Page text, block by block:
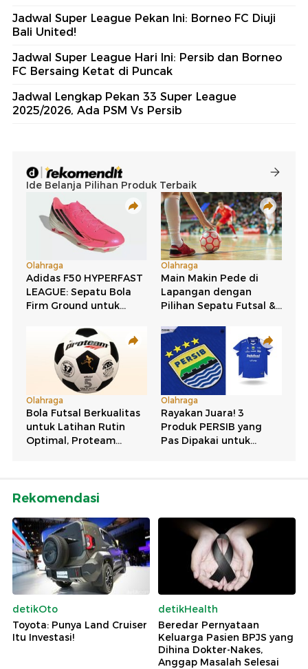
Jadwal Super League Pekan Ini: Borneo FC Diuji
Bali United!
Jadwal Super League Hari Ini: Persib dan Borneo
FC Bersaing Ketat di Puncak
Jadwal Lengkap Pekan 33 Super League
2025/2026, Ada PSM Vs Persib
Rekomendasi
detikOto
Toyota: Punya Land Cruiser
Itu Investasi!
detikHealth
Beredar Pernyataan
Keluarga Pasien BPJS yang
Dihina Dokter-Nakes,
Anggap Masalah Selesai